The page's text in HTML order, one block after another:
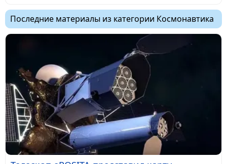
Последние материалы из категории Космонавтика